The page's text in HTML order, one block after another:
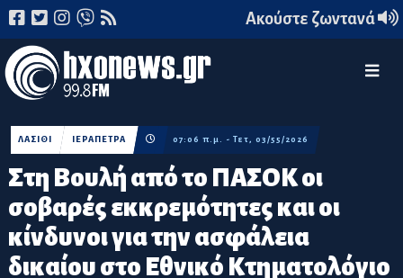
Ακούστε ζωντανά
Στη Βουλή από το ΠΑΣΟΚ οι
σοβαρές εκκρεμότητες και οι
κίνδυνοι για την ασφάλεια
δικαίου στο Εθνικό Κτηματολόγιο
ΛΑΣΙΘΙ ΙΕΡΑΠΕΤΡΑ 07:06 π.μ. - Τετ, 03/55/2026